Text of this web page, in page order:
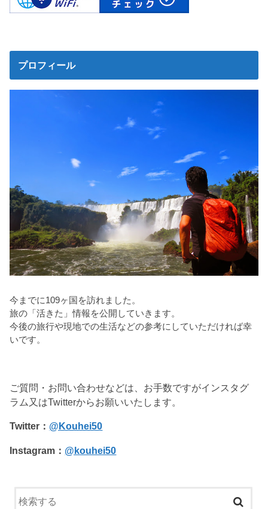
プロフィール
今までに109ヶ国を訪れました。
旅の「活きた」情報を公開していきます。
今後の旅行や現地での生活などの参考にしていただければ幸
いです。
ご質問・お問い合わせなどは、お手数ですがインスタグ
ラム又はTwitterからお願いいたします。
Twitter： @Kouhei50
Instagram： @kouhei50